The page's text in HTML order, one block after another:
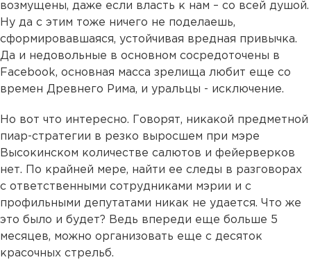
возмущены, даже если власть к нам – со всей душой.
Ну да с этим тоже ничего не поделаешь,
сформировавшаяся, устойчивая вредная привычка.
Да и недовольные в основном сосредоточены в
Facebook, основная масса зрелища любит еще со
времен Древнего Рима, и уральцы - исключение.
Но вот что интересно. Говорят, никакой предметной
пиар-стратегии в резко выросшем при мэре
Высокинском количестве салютов и фейерверков
нет. По крайней мере, найти ее следы в разговорах
с ответственными сотрудниками мэрии и с
профильными депутатами никак не удается. Что же
это было и будет? Ведь впереди еще больше 5
месяцев, можно организовать еще с десяток
красочных стрельб.